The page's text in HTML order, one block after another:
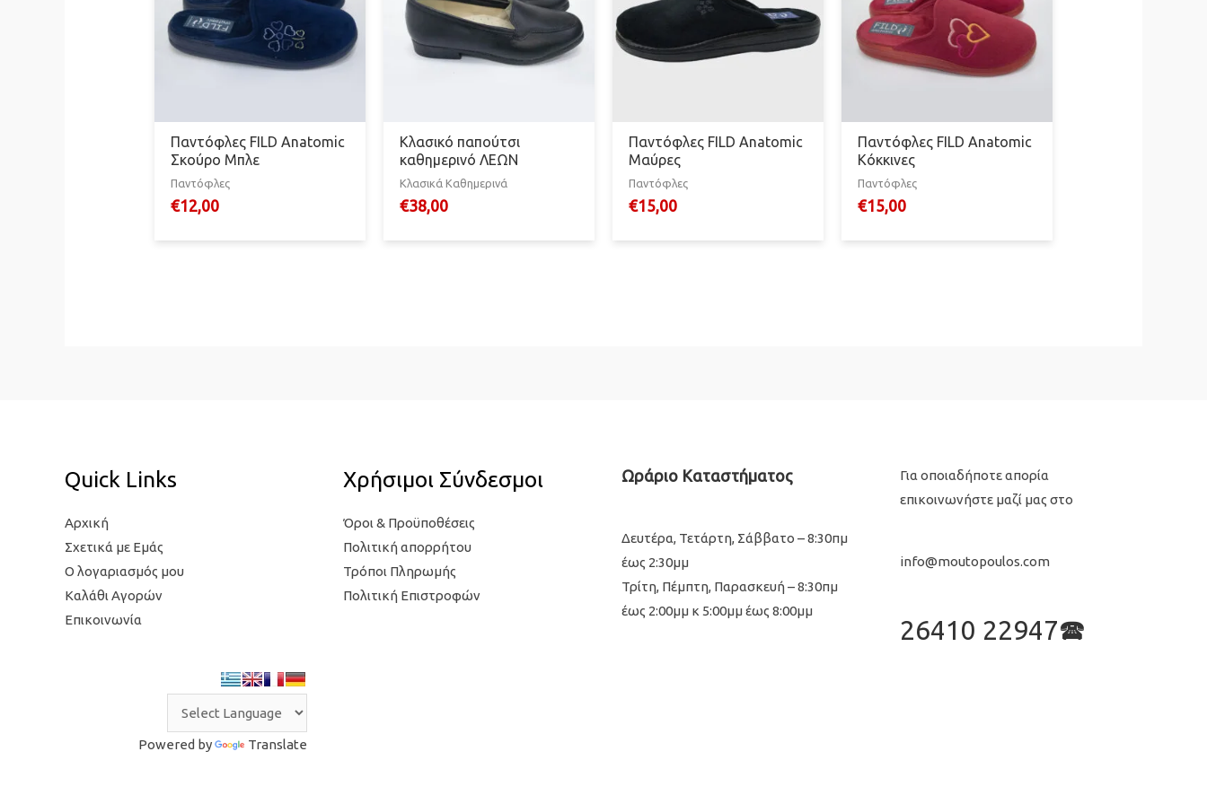
Παντόφλες FILD Anatomic
Σκούρο Μπλε
Παντόφλες
€12,00
Κλασικό παπούτσι
καθημερινό ΛΕΩΝ
Κλασικά Καθημερινά
€38,00
Παντόφλες FILD Anatomic
Μαύρες
Παντόφλες
€15,00
Παντόφλες FILD Anatomic
Κόκκινες
Παντόφλες
€15,00
Quick Links
Αρχική
Σχετικά με Εμάς
Ο λογαριασμός μου
Καλάθι Αγορών
Επικοινωνία
Powered by Translate
Χρήσιμοι Σύνδεσμοι
Όροι & Προϋποθέσεις
Πολιτική απορρήτου
Τρόποι Πληρωμής
Πολιτική Επιστροφών
Ωράριο Καταστήματος
Δευτέρα, Τετάρτη, Σάββατο – 8:30πμ
έως 2:30μμ
Τρίτη, Πέμπτη, Παρασκευή – 8:30πμ
έως 2:00μμ κ 5:00μμ έως 8:00μμ
Για οποιαδήποτε απορία
επικοινωνήστε μαζί μας στο
info@moutopoulos.com
26410 22947🕿